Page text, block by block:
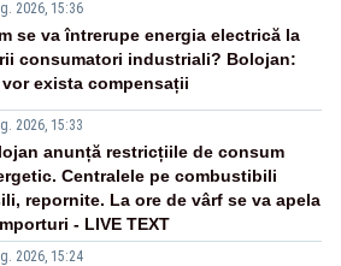
2026, 15:36
se va întrerupe energia electrică la
consumatori industriali? Bolojan:
vor exista compensații
2026, 15:33
anunță restricțiile de consum
Centralele pe combustibili
repornite. La ore de vârf se va apela
- LIVE TEXT
2026, 15:24